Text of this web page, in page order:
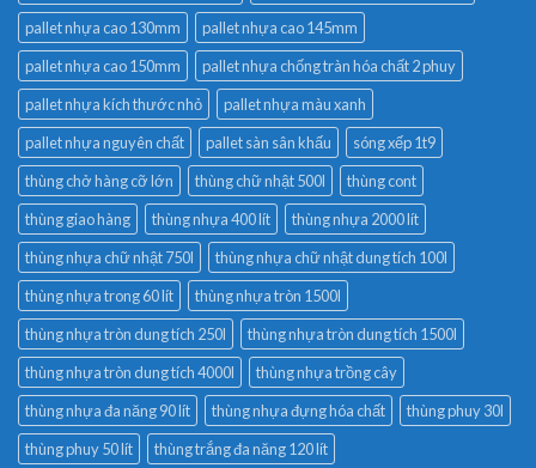
pallet nhựa cao 130mm
pallet nhựa cao 145mm
pallet nhựa cao 150mm
pallet nhựa chống tràn hóa chất 2 phuy
pallet nhựa kích thước nhỏ
pallet nhựa màu xanh
pallet nhựa nguyên chất
pallet sàn sân khấu
sóng xếp 1t9
thùng chở hàng cỡ lớn
thùng chữ nhật 500l
thùng cont
thùng giao hàng
thùng nhựa 400 lít
thùng nhựa 2000 lít
thùng nhựa chữ nhật 750l
thùng nhựa chữ nhật dung tích 100l
thùng nhựa trong 60 lít
thùng nhựa tròn 1500l
thùng nhựa tròn dung tích 250l
thùng nhựa tròn dung tích 1500l
thùng nhựa tròn dung tích 4000l
thùng nhựa trồng cây
thùng nhựa đa năng 90 lít
thùng nhựa đựng hóa chất
thùng phuy 30l
thùng phuy 50 lít
thùng trắng đa năng 120 lít